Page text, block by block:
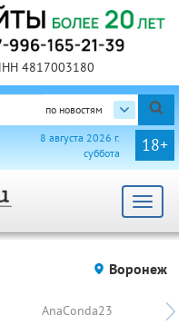
4817003180
по новостям
18+
8 августа 2026 г.
суббота
Toggle
Воронеж
AnaConda23